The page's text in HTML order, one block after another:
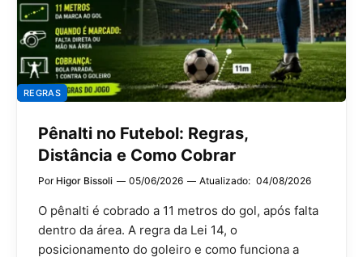
REGRAS
Pênalti no Futebol: Regras,
Distância e Como Cobrar
Por Higor Bissoli 05/06/2026 Atualizado: 04/08/2026
O pênalti é cobrado a 11 metros do gol, após falta
dentro da área. A regra da Lei 14, o
posicionamento do goleiro e como funciona a